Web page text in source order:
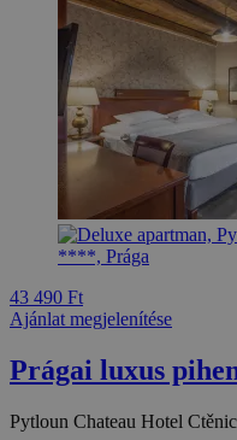
43 490 Ft
Ajánlat megjelenítése
Prágai luxus
Pytloun Chateau Hotel